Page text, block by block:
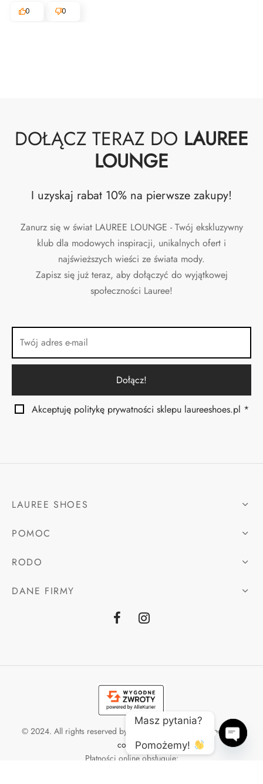
0
0
DOŁĄCZ TERAZ DO LAUREE
LOUNGE
I uzyskaj rabat 10% na pierwsze zakupy!
Zanurz się w świat LAUREE LOUNGE - Twój ekskluzywny
klub dla modowych inspiracji, unikalnych ofert i
najświeższych wieści ze świata mody.
Zapisz się już teraz, aby dołączyć do wyjątkowej
społeczności Lauree!
Akceptuję politykę prywatności sklepu laureeshoes.pl *
LAUREE SHOES
POMOC
RODO
DANE FIRMY
© 2024. All rights reserved by LAUREE SHOES. Powered bye-
como.pl
Płatności online obsługuje:
Masz pytania?
Pomożemy!